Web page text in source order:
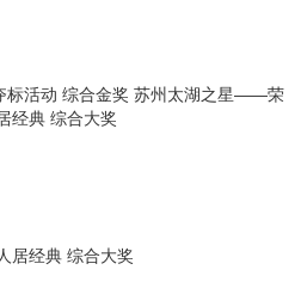
标活动 综合金奖 苏州太湖之星——荣
经典 综合大奖
居经典 综合大奖